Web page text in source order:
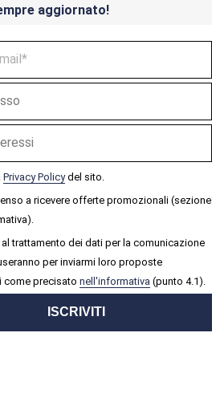
aggiornato!
Privacy Policydel sito.
a ricevere offerte promozionali (sezione
trattamento dei dati per la comunicazione
per inviarmi loro proposte
come precisato nell'informativa (punto 4.1).
ISCRIVITI